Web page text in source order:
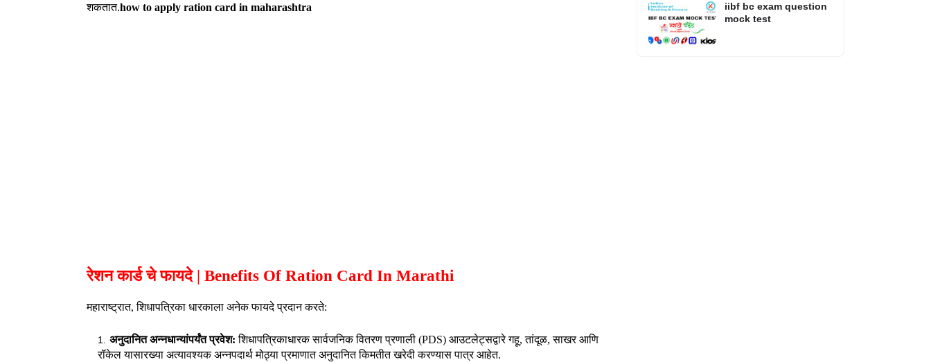
शकतात.how to apply ration card in maharashtra
रेशन कार्ड चे फायदे | Benefits Of Ration Card In Marathi
महाराष्ट्रात, शिधापत्रिका धारकाला अनेक फायदे प्रदान करते:
अनुदानित अन्नधान्यांपर्यंत प्रवेश: शिधापत्रिकाधारक सार्वजनिक वितरण प्रणाली (PDS) आउटलेट्सद्वारे गहू, तांदूळ, साखर आणि
रॉकेल यासारख्या अत्यावश्यक अन्नपदार्थ मोठ्या प्रमाणात अनुदानित किमतीत खरेदी करण्यास पात्र आहेत.
iibf bc exam question
mock test